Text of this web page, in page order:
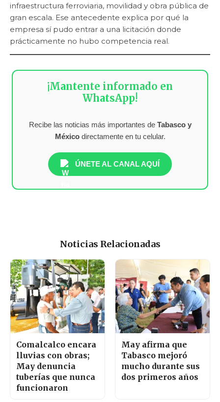
infraestructura ferroviaria, movilidad y obra pública de
gran escala. Ese antecedente explica por qué la
empresa sí pudo entrar a una licitación donde
prácticamente no hubo competencia real.
¡Mantente informado en
WhatsApp!
Recibe las noticias más importantes de Tabasco y
Méxicodirectamente en tu celular.
ÚNETE AL CANAL AQUÍ
Noticias Relacionadas
Comalcalco encara
lluvias con obras;
May denuncia
tuberías que nunca
funcionaron
May afirma que
Tabasco mejoró
mucho durante sus
dos primeros años